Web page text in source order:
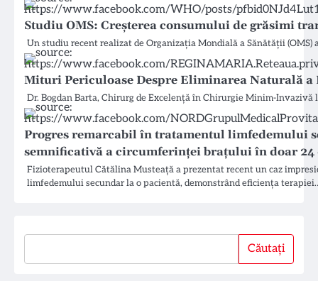
Studiu OMS: Creșterea consumului de grăsimi
Un studiu recent realizat de Organizația Mondială a Sănătății
Mituri Periculoase Despre Eliminarea Naturală a
Dr. Bogdan Barta, Chirurg de Excelență în Chirurgie Minim-
Progres remarcabil în tratamentul limfedemului
semnificativă a circumferinței brațului în doar 24
Fizioterapeutul Cătălina Musteață a prezentat recent un caz
limfedemului secundar la o pacientă, demonstrând eficiența
Căutați